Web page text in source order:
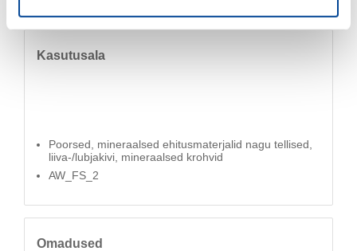
Kasutusala
Poorsed, mineraalsed ehitusmaterjalid nagu tellised,
liiva-/lubjakivi, mineraalsed krohvid
AW_FS_2
Omadused